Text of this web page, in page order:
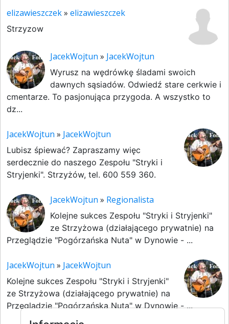
elizawieszczek» elizawieszczek
Strzyzow
JacekWojtun » JacekWojtun
Wyrusz na wędrówkę śladami swoich
dawnych sąsiadów. Odwiedź stare cerkwie i
cmentarze. To pasjonująca przygoda. A wszystko to
dz...
JacekWojtun » JacekWojtun
Lubisz śpiewać? Zapraszamy więc
serdecznie do naszego Zespołu "Stryki i
Stryjenki". Strzyżów, tel. 600 559 360.
JacekWojtun » Regionalista
Kolejne sukces Zespołu "Stryki i Stryjenki"
ze Strzyżowa (działającego prywatnie) na
Przeglądzie "Pogórzańska Nuta" w Dynowie - ...
JacekWojtun » JacekWojtun
Kolejne sukces Zespołu "Stryki i Stryjenki"
ze Strzyżowa (działającego prywatnie) na
Przeglądzie "Pogórzańska Nuta" w Dynowie - ...